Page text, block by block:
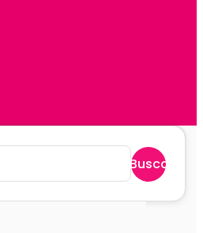
Buscar